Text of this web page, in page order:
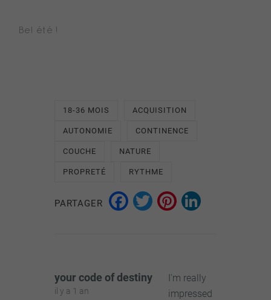
Bel été !
18-36 MOIS ACQUISITION
AUTONOMIE CONTINENCE
COUCHE NATURE
PROPRETÉ RYTHME
PARTAGER Facebook
Twitter
Pinterest
your code of destiny
il y a 1 an
I'm really
impressed